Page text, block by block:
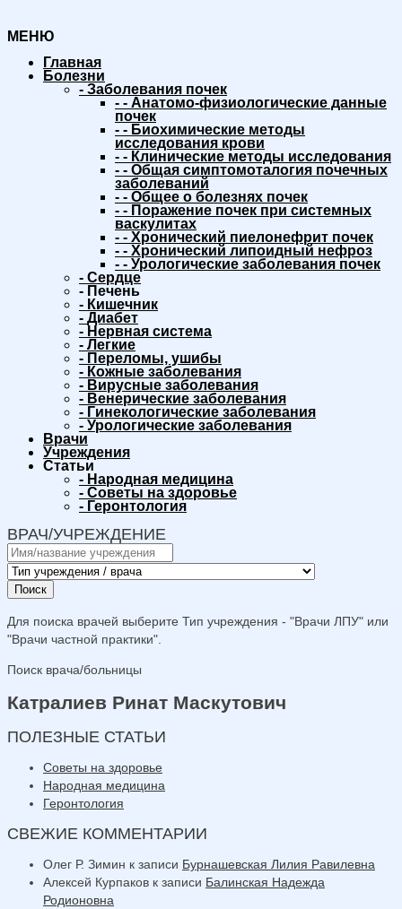
МЕНЮ
Главная
Болезни
- Заболевания почек
- - Анатомо-физиологические данные
почек
- - Биохимические методы
исследования крови
- - Клинические методы исследования
- - Общая симптомоталогия почечных
заболеваний
- - Общее о болезнях почек
- - Поражение почек при системных
васкулитах
- - Хронический пиелонефрит почек
- - Хронический липоидный нефроз
- - Урологические заболевания почек
- Сердце
- Печень
- Кишечник
- Диабет
- Нервная система
- Легкие
- Переломы, ушибы
- Кожные заболевания
- Вирусные заболевания
- Венерические заболевания
- Гинекологические заболевания
- Урологические заболевания
Врачи
Учреждения
Статьи
- Народная медицина
- Советы на здоровье
- Геронтология
ВРАЧ/УЧРЕЖДЕНИЕ
Поиск
Для поиска врачей выберите Тип учреждения - "Врачи ЛПУ" или
"Врачи частной практики".
Поиск врача/больницы
Катралиев Ринат Маскутович
ПОЛЕЗНЫЕ СТАТЬИ
Советы на здоровье
Народная медицина
Геронтология
СВЕЖИЕ КОММЕНТАРИИ
Олег Р. Зимин к записи Бурнашевская Лилия Равилевна
Алексей Курпаков к записи Балинская Надежда
Родионовна